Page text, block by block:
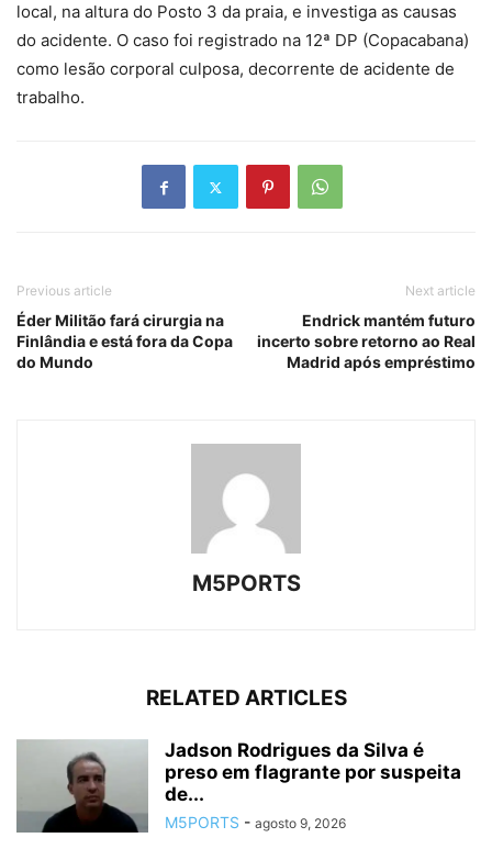
local, na altura do Posto 3 da praia, e investiga as causas
do acidente. O caso foi registrado na 12ª DP (Copacabana)
como lesão corporal culposa, decorrente de acidente de
trabalho.
Previous article
Éder Militão fará cirurgia na
Finlândia e está fora da Copa
do Mundo
Next article
Endrick mantém futuro
incerto sobre retorno ao Real
Madrid após empréstimo
M5PORTS
RELATED ARTICLES
Jadson Rodrigues da Silva é
preso em flagrante por suspeita
de...
M5PORTS - agosto 9, 2026